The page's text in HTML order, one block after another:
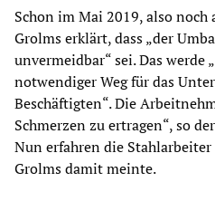
Schon im Mai 2019, also noch
Grolms erklärt, dass „der
unvermeidbar“ sei. Das werde
notwendiger Weg für das
Beschäftigten“. Die
Schmerzen zu ertragen“, so
Nun erfahren die
Grolms damit meinte.